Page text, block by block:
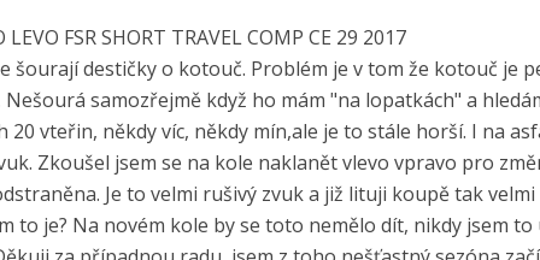
FSR SHORT TRAVEL COMP CE 29 2017
šourají destičky o kotouč. Problém je v tom že kotouč je
samozřejmě když ho mám "na lopatkách" a
vteřin, někdy víc, někdy mín,ale je to stále horší. I na
Zkoušel jsem se na kole naklanět vlevo vpravo pro
Je to velmi rušivý zvuk a již lituji koupě tak
to je? Na novém kole by se toto nemělo dít, nikdy jsem to